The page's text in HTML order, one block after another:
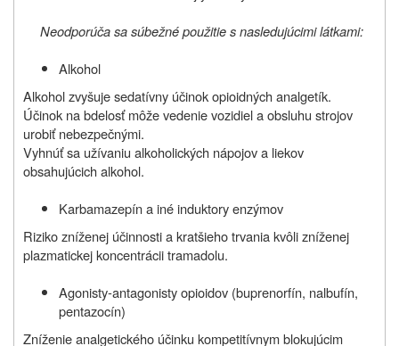
Neodporúča sa súbežné použitie s nasledujúcimi látkami:
Alkohol
Alkohol zvyšuje sedatívny účinok opioidných analgetík.
Účinok na bdelosť môže vedenie vozidiel a obsluhu strojov
urobiť nebezpečnými.
Vyhnúť sa užívaniu alkoholických nápojov a liekov
obsahujúcich alkohol.
Karbamazepín a iné induktory enzýmov
Riziko zníženej účinnosti a kratšieho trvania kvôli zníženej
plazmatickej koncentrácii tramadolu.
Agonisty‑antagonisty opioidov (buprenorfín, nalbufín,
pentazocín)
Zníženie analgetického účinku kompetitívnym blokujúcim